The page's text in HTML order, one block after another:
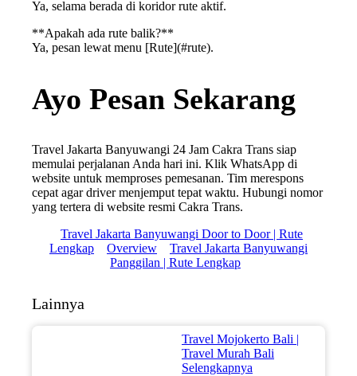
Ya, selama berada di koridor rute aktif.
**Apakah ada rute balik?**
Ya, pesan lewat menu [Rute](#rute).
Ayo Pesan Sekarang
Travel Jakarta Banyuwangi 24 Jam Cakra Trans siap
memulai perjalanan Anda hari ini. Klik WhatsApp di
website untuk memproses pemesanan. Tim merespons
cepat agar driver menjemput tepat waktu. Hubungi nomor
yang tertera di website resmi Cakra Trans.
Travel Jakarta Banyuwangi Door to Door | Rute
Lengkap
Overview
Travel Jakarta Banyuwangi
Panggilan | Rute Lengkap
Lainnya
Travel Mojokerto Bali |
Travel Murah Bali
Selengkapnya